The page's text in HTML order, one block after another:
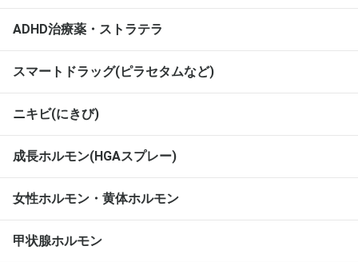
ADHD治療薬・ストラテラ
スマートドラッグ(ピラセタムなど)
ニキビ(にきび)
成長ホルモン(HGAスプレー)
女性ホルモン・黄体ホルモン
甲状腺ホルモン